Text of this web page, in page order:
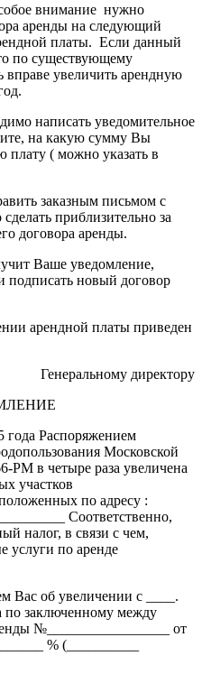
внимание нужно
аренды на следующий
платы. Если данный
по существующему
вправе увеличить арендную
написать уведомительное
на какую сумму Вы
плату ( можно указать в
заказным письмом с
приблизительно за
договора аренды.
Ваше уведомление,
подписать новый договор
арендной платы приведен
Генеральному директору
года Распоряжением
Московской
РМ в четыре раза увеличена
участков
по адресу :
Соответственно,
налог, в связи с чем,
услуги по аренде
Вас об увеличении с ____.
по заключенному между
№_________________ от
% (__________